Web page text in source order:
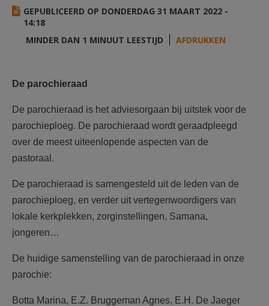
HULP
STARTPAGINA PORTAAL
AANMELDEN OF REGISTREREN
GEPUBLICEERD OP DONDERDAG 31 MAART 2022 -
14:18
MINDER DAN 1 MINUUT LEESTIJD
AFDRUKKEN
De parochieraad
De parochieraad is het adviesorgaan bij uitstek voor de
parochieploeg. De parochieraad wordt geraadpleegd
over de meest uiteenlopende aspecten van de
pastoraal.
De parochieraad is samengesteld uit de leden van de
parochieploeg, en verder uit vertegenwoordigers van
lokale kerkplekken, zorginstellingen, Samana,
jongeren…
De huidige samenstelling van de parochieraad in onze
parochie:
Botta Marina, E.Z. Bruggeman Agnes, E.H. De Jaeger